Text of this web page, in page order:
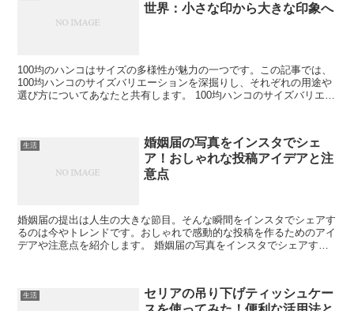
世界：小さな印から大きな印象へ
100均のハンコはサイズの多様性が魅力の一つです。この記事では、
100均ハンコのサイズバリエーションを深掘りし、それぞれの用途や
選び方についてあなたと共有します。 100均ハンコのサイズバリエー
生活
婚姻届の写真をインスタでシェ
ア！おしゃれな投稿アイデアと注
意点
婚姻届の提出は人生の大きな節目。そんな瞬間をインスタでシェアす
るのは今やトレンドです。おしゃれで感動的な投稿を作るためのアイ
デアや注意点を紹介します。 婚姻届の写真をインスタでシェアする
生活
セリアの吊り下げティッシュケー